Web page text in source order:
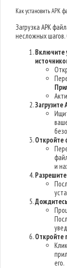
Как установить APK
Загрузка APK
несложных шагов.
Включите
Загрузите
Откройте
и
Откройте
его.